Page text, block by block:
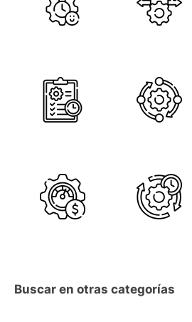
Buscar en otras categorías